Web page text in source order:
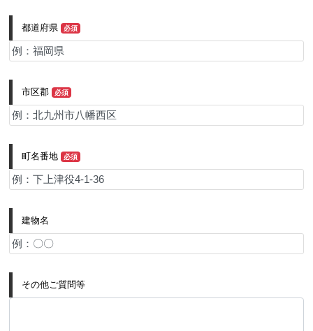
都道府県 必須
市区郡 必須
町名番地 必須
建物名
その他ご質問等